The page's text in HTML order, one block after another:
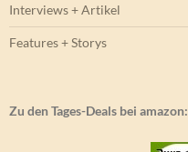
Interviews + Artikel
Features + Storys
Zu den Tages-Deals bei amazon: